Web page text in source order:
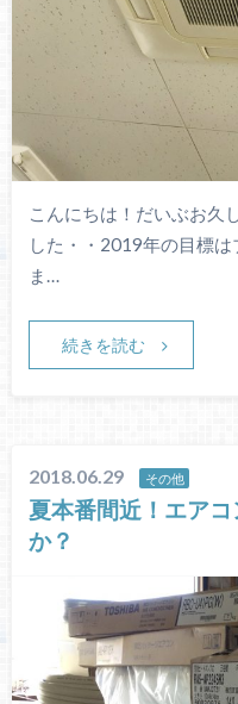
こんにちは！だいぶお久
した・・2019年の目標
ま…
続きを読む
2018.06.29 その他
夏本番間近！エア
か？